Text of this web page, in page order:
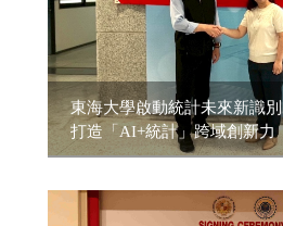
東海大學啟動統計未來新識別
打造「AI+統計」跨域創新力